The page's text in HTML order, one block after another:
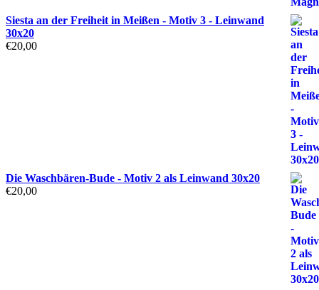
Siesta an der Freiheit in Meißen - Motiv 3 - Leinwand
30x20
€20,00
Die Waschbären-Bude - Motiv 2 als Leinwand 30x20
€20,00